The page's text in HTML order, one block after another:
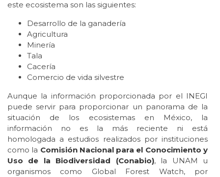
este ecosistema son las siguientes:
Desarrollo de la ganadería
Agricultura
Minería
Tala
Cacería
Comercio de vida silvestre
Aunque la información proporcionada por el INEGI
puede servir para proporcionar un panorama de la
situación de los ecosistemas en México, la
información no es la más reciente ni está
homologada a estudios realizados por instituciones
como la Comisión Nacional para el Conocimiento y
Uso de la Biodiversidad (Conabio), la UNAM u
organismos como Global Forest Watch, por